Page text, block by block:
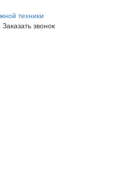
Заказать звонок